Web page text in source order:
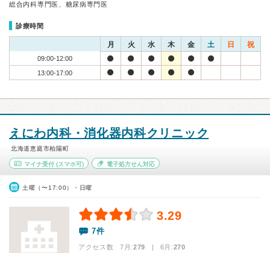
総合内科専門医、糖尿病専門医
診療時間
月 火 水 木 金 土 日 祝
09:00-12:00
13:00-17:00
えにわ内科・消化器内科クリニック
北海道恵庭市柏陽町
マイナ受付 (スマホ可) 電子処方せん対応
土曜（〜17:00）・日曜
3.29
7件
アクセス数 7月:279 | 6月:270